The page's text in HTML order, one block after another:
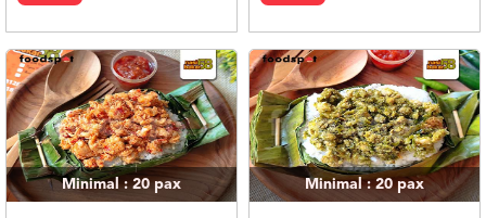
Minimal : 20 pax Minimal : 20pax